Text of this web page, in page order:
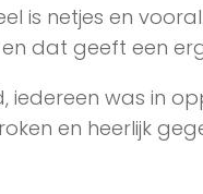
is netjes en
dat geeft een
was in
en heerlijk